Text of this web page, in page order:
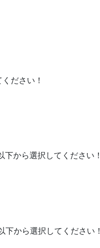
ださい！
から選択してください！
から選択してください！